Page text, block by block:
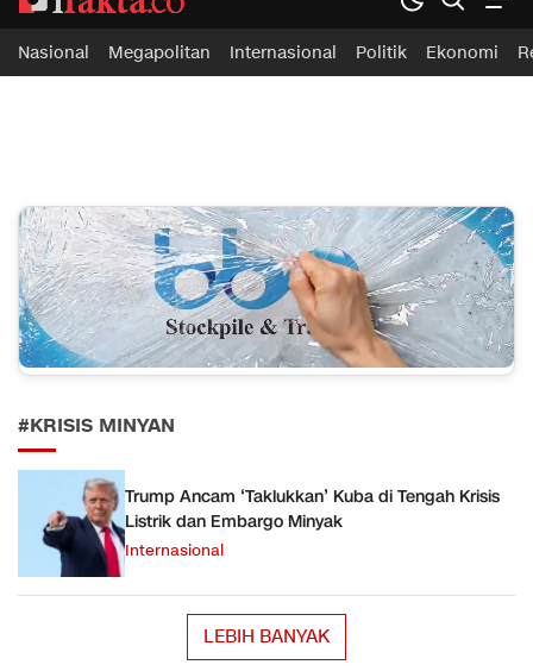
ifakta.co
#pastibenar
Nasional Megapolitan Internasional Politik Ekonomi
#KRISIS MINYAN
Trump Ancam ‘Taklukkan’ Kuba di Tengah Krisis
Listrik dan Embargo Minyak
Internasional
LEBIH BANYAK